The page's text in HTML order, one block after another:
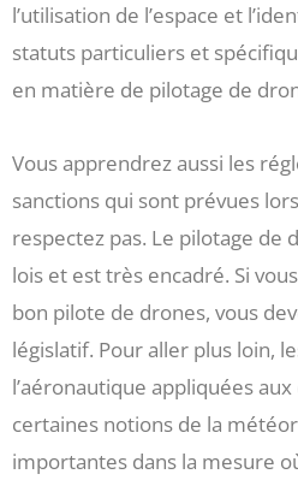
l’utilisation de l’espace et
statuts particuliers et
en matière de pilotage de
Vous apprendrez aussi les
sanctions qui sont prévues
respectez pas. Le pilotage de
lois et est très encadré. Si
bon pilote de drones, vous
législatif. Pour aller plus loin,
l’aéronautique appliquées
certaines notions de la
importantes dans la mesure